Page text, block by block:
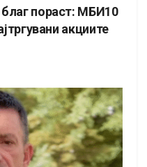
пораст: МБИ10
акциите